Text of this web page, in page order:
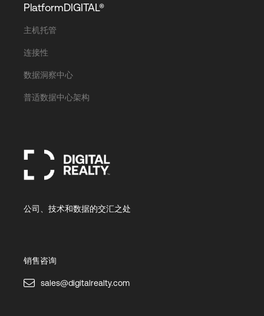
PlatformDIGITAL®
主机托管
连接性
数据洞察中心
普适数据中心架构
公司、技术和数据的交汇之处
销售咨询
sales@digitalrealty.com